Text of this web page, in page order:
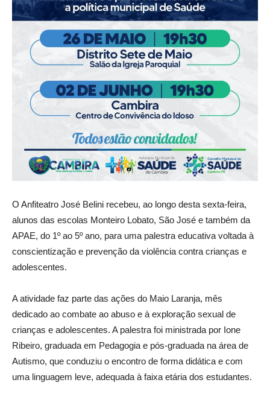
O Anfiteatro José Belini recebeu, ao longo desta sexta-feira,
alunos das escolas Monteiro Lobato, São José e também da
APAE, do 1º ao 5º ano, para uma palestra educativa voltada à
conscientização e prevenção da violência contra crianças e
adolescentes.
A atividade faz parte das ações do Maio Laranja, mês
dedicado ao combate ao abuso e à exploração sexual de
crianças e adolescentes. A palestra foi ministrada por Ione
Ribeiro, graduada em Pedagogia e pós-graduada na área de
Autismo, que conduziu o encontro de forma didática e com
uma linguagem leve, adequada à faixa etária dos estudantes.